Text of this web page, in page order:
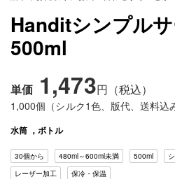
ス
FAQ
Handitシンプル
500ml
単価 1,473円（税込）
1,000個（シルク1色、版代、送料込
水筒 ， ボトル
30個から 480ml～600ml未満 500ml
レーザー加工
保冷・保温